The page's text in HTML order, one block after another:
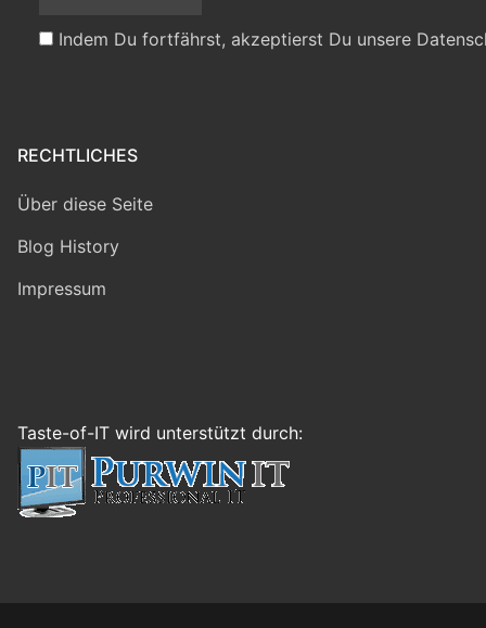
Indem Du fortfährst, akzeptierst Du unsere
RECHTLICHES
Über diese Seite
Blog History
Impressum
Taste-of-IT wird unterstützt durch: